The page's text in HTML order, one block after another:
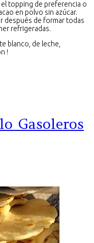
el topping de preferencia o
en polvo sin azúcar.
después de formar todas
refrigeradas.
blanco, de leche,
!
Gasoleros